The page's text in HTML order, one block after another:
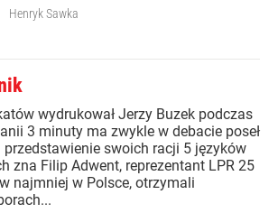
Henryk Sawka
wydrukował Jerzy Buzek podczas
3 minuty ma zwykle w debacie poseł
przedstawienie swoich racji 5 języków
zna Filip Adwent, reprezentant LPR 25
najmniej w Polsce, otrzymali